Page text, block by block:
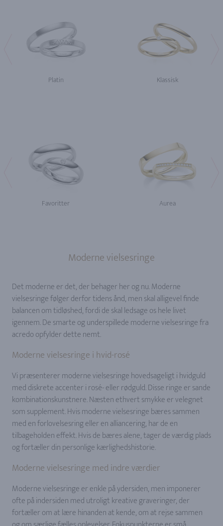
Platin Klassisk
Favoritter Aurea
Moderne vielsesringe
Det moderne er det, der behager her og nu. Moderne
vielsesringe følger derfor tidens ånd, men skal alligevel finde
balancen om tidløshed, fordi de skal ledsage os hele livet
igennem. De smarte og underspillede moderne vielsesringe fra
acredo opfylder dette nemt.
Moderne vielsesringe i hvid-rosé
Vi præsenterer moderne vielsesringe hovedsageligt i hvidguld
med diskrete accenter i rosé- eller rødguld. Disse ringe er sande
kombinationskunstnere. Næsten ethvert smykke er velegnet
som supplement. Hvis moderne vielsesringe bæres sammen
med en forlovelsesring eller en alliancering, har de en
tilbageholden effekt. Hvis de bæres alene, tager de værdig plads
og fortæller din personlige kærlighedshistorie.
Moderne vielsesringe med indre værdier
Moderne vielsesringe er enkle på ydersiden, men imponerer
ofte på indersiden med utroligt kreative graveringer, der
fortæller om at lære hinanden at kende, om at rejse sammen